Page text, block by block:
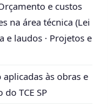
e custos
na área técnica (Lei
e laudos · Projetos e
às obras e
TCE SP